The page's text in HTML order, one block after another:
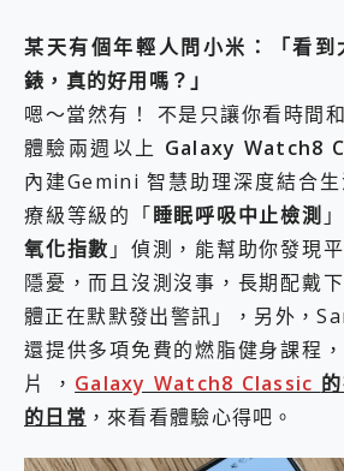
磁碟系統大風吹 有了 磁碟管理程式 EaseUS Partition Master 就是這麼簡單
Xiaomi 14 Ultra 開箱 評測~ 有深度的 Leica 影像旗艦手機! 加碼小旗艦 Xiaomi 14 開箱 評測
vivo TWS 3e 真無線藍牙耳機智慧降噪升級、音質明亮溫潤，並支援雙設備連接~
MSI Claw 掌機專屬配件包 來囉 完美保護 MSI Claw A1M-026TW 電競掌機
人像旗艦 vivo V30 系列 開箱 評測! 首搭蔡司光學鏡頭、攝影棚級柔光環、拍攝功能最好玩的美拍神機 vivo V30 Pro
多個願望一次滿足 超強散熱 微星 MSI Claw A1M-026TW 電競掌機 開箱 評測
OPPO 哈蘇 300mm 專業增距鏡實測：Find X9 Ultra 光學長焦隨手拍，紀錄生活就是這麼簡單
Motorola edge 70 pro 及 moto g37 power上市，登錄在送飛利浦氣炸鍋
近八千元的 Soundcore Liberty 5 Pro Max，有螢幕的耳機會是智商稅嗎?
ASUS Pad 全面應援 Me Time，加碼愛奇藝黃金雙周卡體驗，專案價最低 NT$0 起
某天有個年輕人問小米：「看
錶，真的好用嗎？」
嗯～當然有！ 不是只讓你看時間
體驗兩週以上 Galaxy Watch8
內建Gemini 智慧助理深度結合
療級等級的「睡眠呼吸中止檢測
氧化指數 」偵測，能幫助你發現
隱憂，而且沒測沒事，長期配戴
體正在默默發出警訊」，另外，
還提供多項免費的燃脂健身課程
片 ， Galaxy Watch8 Classic
的日常 ，來看看體驗心得吧。